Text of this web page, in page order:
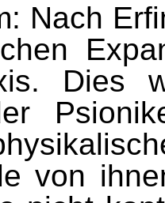
: Nach
Dies
von